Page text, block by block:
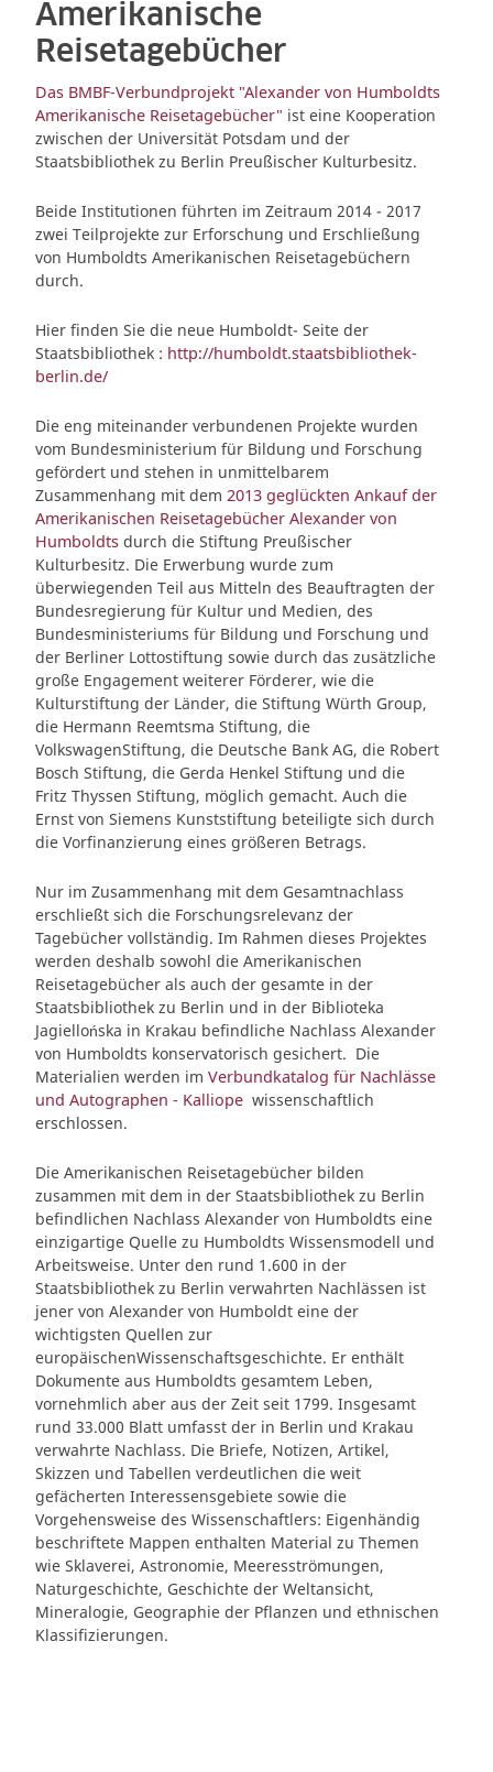
Amerikanische
Reisetagebücher
Das BMBF-Verbundprojekt "Alexander von Humboldts
Amerikanische Reisetagebücher" ist eine Kooperation
zwischen der Universität Potsdam und der
Staatsbibliothek zu Berlin Preußischer Kulturbesitz.
Beide Institutionen führten im Zeitraum 2014 - 2017
zwei Teilprojekte zur Erforschung und Erschließung
von Humboldts Amerikanischen Reisetagebüchern
durch.
Hier finden Sie die neue Humboldt- Seite der
Staatsbibliothek : http://humboldt.staatsbibliothek-
berlin.de/
Die eng miteinander verbundenen Projekte wurden
vom Bundesministerium für Bildung und Forschung
gefördert und stehen in unmittelbarem
Zusammenhang mit dem 2013 geglückten Ankauf der
Amerikanischen Reisetagebücher Alexander von
Humboldts durch die Stiftung Preußischer
Kulturbesitz. Die Erwerbung wurde zum
überwiegenden Teil aus Mitteln des Beauftragten der
Bundesregierung für Kultur und Medien, des
Bundesministeriums für Bildung und Forschung und
der Berliner Lottostiftung sowie durch das zusätzliche
große Engagement weiterer Förderer, wie die
Kulturstiftung der Länder, die Stiftung Würth Group,
die Hermann Reemtsma Stiftung, die
VolkswagenStiftung, die Deutsche Bank AG, die Robert
Bosch Stiftung, die Gerda Henkel Stiftung und die
Fritz Thyssen Stiftung, möglich gemacht. Auch die
Ernst von Siemens Kunststiftung beteiligte sich durch
die Vorfinanzierung eines größeren Betrags.
Nur im Zusammenhang mit dem Gesamtnachlass
erschließt sich die Forschungsrelevanz der
Tagebücher vollständig. Im Rahmen dieses Projektes
werden deshalb sowohl die Amerikanischen
Reisetagebücher als auch der gesamte in der
Staatsbibliothek zu Berlin und in der Biblioteka
Jagiellońska in Krakau befindliche Nachlass Alexander
von Humboldts konservatorisch gesichert. Die
Materialien werden im Verbundkatalog für Nachlässe
und Autographen - Kalliope wissenschaftlich
erschlossen.
Die Amerikanischen Reisetagebücher bilden
zusammen mit dem in der Staatsbibliothek zu Berlin
befindlichen Nachlass Alexander von Humboldts eine
einzigartige Quelle zu Humboldts Wissensmodell und
Arbeitsweise. Unter den rund 1.600 in der
Staatsbibliothek zu Berlin verwahrten Nachlässen ist
jener von Alexander von Humboldt eine der
wichtigsten Quellen zur
europäischenWissenschaftsgeschichte. Er enthält
Dokumente aus Humboldts gesamtem Leben,
vornehmlich aber aus der Zeit seit 1799. Insgesamt
rund 33.000 Blatt umfasst der in Berlin und Krakau
verwahrte Nachlass. Die Briefe, Notizen, Artikel,
Skizzen und Tabellen verdeutlichen die weit
gefächerten Interessensgebiete sowie die
Vorgehensweise des Wissenschaftlers: Eigenhändig
beschriftete Mappen enthalten Material zu Themen
wie Sklaverei, Astronomie, Meeresströmungen,
Naturgeschichte, Geschichte der Weltansicht,
Mineralogie, Geographie der Pflanzen und ethnischen
Klassifizierungen.